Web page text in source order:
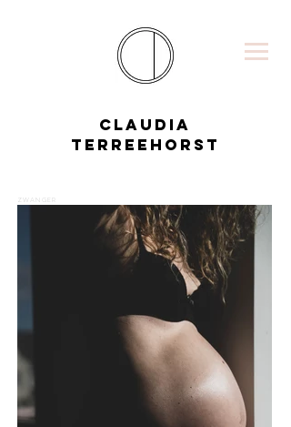
CLAUDIA
TERREEHORST
ZWANGER